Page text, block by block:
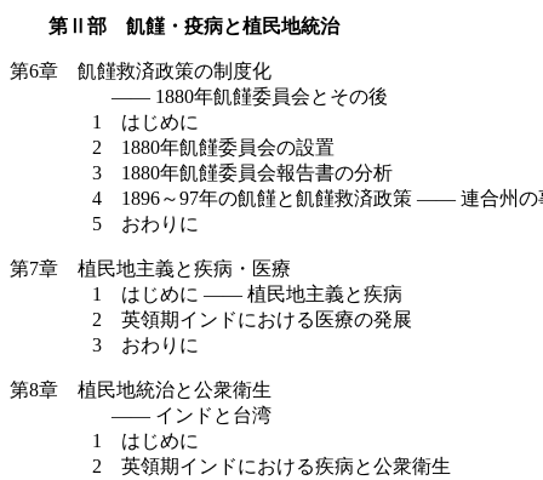
第Ⅱ部 飢饉・疫病と植民地統治
第6章 飢饉救済政策の制度化
—— 1880年飢饉委員会とその後
1 はじめに
2 1880年飢饉委員会の設置
3 1880年飢饉委員会報告書の分析
4 1896～97年の飢饉と飢饉救済政策 —— 連合州の
5 おわりに
第7章 植民地主義と疾病・医療
1 はじめに —— 植民地主義と疾病
2 英領期インドにおける医療の発展
3 おわりに
第8章 植民地統治と公衆衛生
—— インドと台湾
1 はじめに
2 英領期インドにおける疾病と公衆衛生